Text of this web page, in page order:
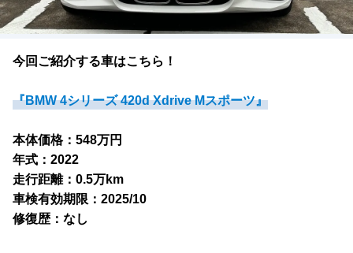
今回ご紹介する車はこちら！
『BMW 4シリーズ 420d Xdrive Mスポーツ』
本体価格：548万円
年式：2022
走行距離：0.5万km
車検有効期限：2025/10
修復歴：なし